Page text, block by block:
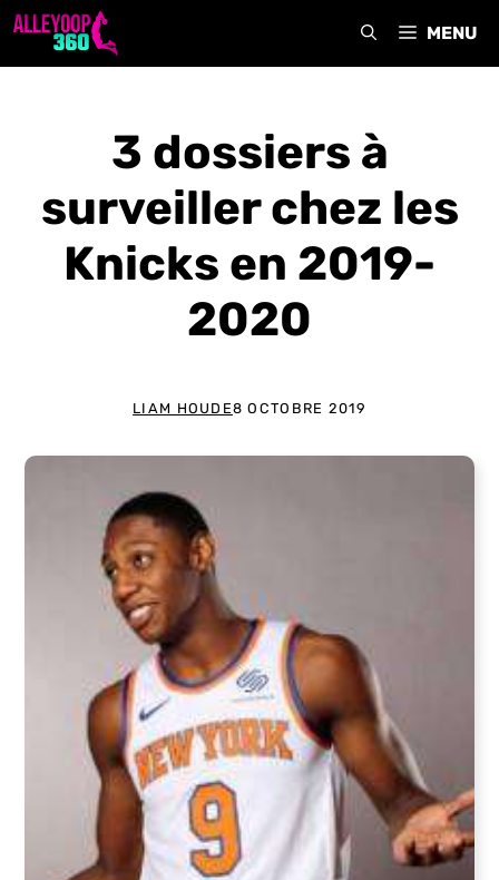
Aller
MENU
3 dossiers à
surveiller chez les
Knicks en 2019-
2020
LIAM HOUDE8 OCTOBRE 2019